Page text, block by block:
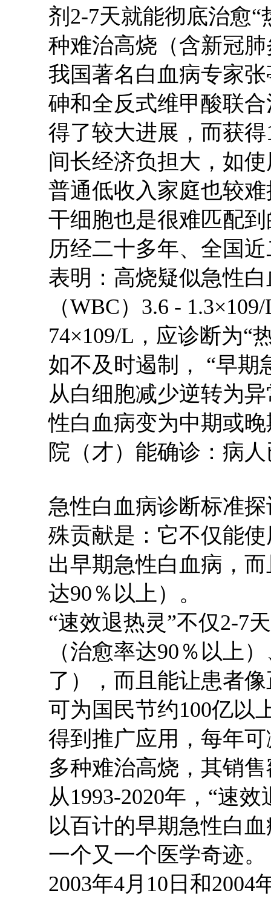
剂 2-7天就能彻底治愈“
种难治高烧（含新冠
我国著名白血病专家
砷和全反式维甲酸联
得了较大进展，而获得
间长经济负担大，如
普通低收入家庭也较
干细胞也是很难匹配
历经二十多年、全国
表明：高烧疑似急性
（WBC）3.6 -
74×109/L，应诊断为“
如不及时遏制，
“早期
从白细胞减少逆转为
性白血病变为中期或
院（才）能确诊：病
急性白血病诊断标准
殊贡献是：它不仅能
出早期急性白血病，
达90％以上）。
“速效退热灵”不仅2-7
（治愈率达90％以上
了），而且能让患者
可为国民节约100亿以
得到推广应用，每年
多种难治高烧，其销
从1993-2020年，“速
以百计的早期急性白
一个又一个医学奇迹。
2003年4月 10 日和2004